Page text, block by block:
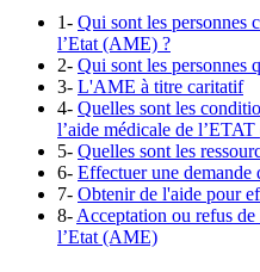
1- Qui sont les personnes
l’Etat (AME) ?
2- Qui sont les personnes
3- L'AME à titre caritatif
4- Quelles sont les
l’aide médicale de
5- Quelles sont les
6- Effectuer une demande
7- Obtenir de l'aide pour
8- Acceptation ou refus de
l’Etat (AME)